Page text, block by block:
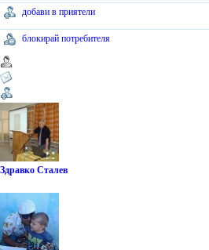
добави в приятели
блокирай потребителя
Здравко Сталев